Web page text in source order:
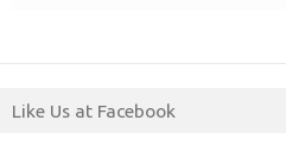
Like Us at Facebook